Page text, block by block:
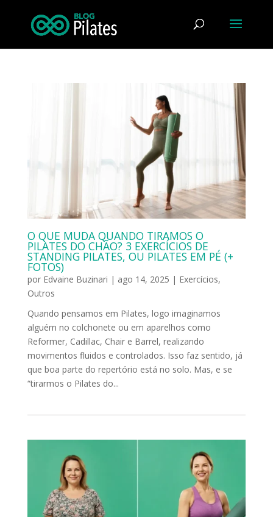
O QUE MUDA QUANDO TIRAMOS O
PILATES DO CHÃO? 3 EXERCÍCIOS DE
STANDING PILATES, OU PILATES EM PÉ (+
FOTOS)
por Edvaine Buzinari | ago 14, 2025 | Exercícios,
Outros
Quando pensamos em Pilates, logo imaginamos
alguém no colchonete ou em aparelhos como
Reformer, Cadillac, Chair e Barrel, realizando
movimentos fluidos e controlados. Isso faz sentido, já
que boa parte do repertório está no solo. Mas, e se
“tirarmos o Pilates do...